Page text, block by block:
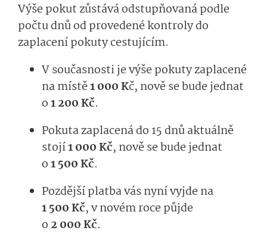
Výše pokut zůstává odstupňovaná podle
počtu dnů od provedené kontroly do
zaplacení pokuty cestujícím.
V současnosti je výše pokuty zaplacené
na místě1 000 Kč, nově se bude jednat
o1 200 Kč.
Pokuta zaplacená do 15 dnů aktuálně
stojí1 000 Kč, nově se bude jednat
o1 500 Kč.
Pozdější platba vás nyní vyjde na
1 500 Kč, v novém roce půjde
o 2 000 Kč.